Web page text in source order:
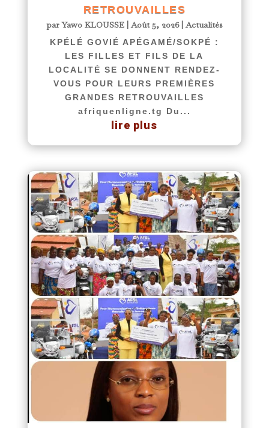
RETROUVAILLES
parYawo KLOUSSE|Août 5, 2026|Actualités
KPÉLÉ GOVIÉ APÉGAMÉ/SOKPÉ :
LES FILLES ET FILS DE LA
LOCALITÉ SE DONNENT RENDEZ-
VOUS POUR LEURS PREMIÈRES
GRANDES RETROUVAILLES
afriquenligne.tg Du...
lire plus